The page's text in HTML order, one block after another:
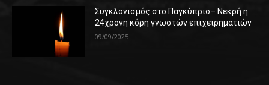
Συγκλονισμός στο Παγκύπριο– Νεκρή η
24χρονη κόρη γνωστών επιχειρηματιών
09/09/2025